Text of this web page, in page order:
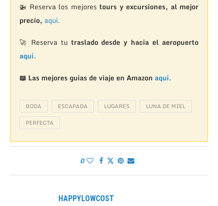
🚁 Reserva los mejorestours y excursiones, al mejor
precio, aquí.
🚀 Reserva tu traslado desde y hacia el aeropuerto
aquí.
📖 Las mejores guías de viaje en Amazon aquí.
BODA ESCAPADA LUGARES
LUNA DE MIEL
PERFECTA
0
HAPPYLOWCOST